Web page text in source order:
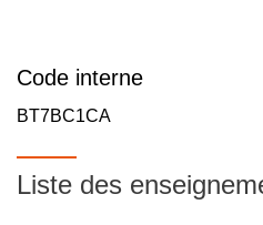
Code interne
BT7BC1CA
Liste des